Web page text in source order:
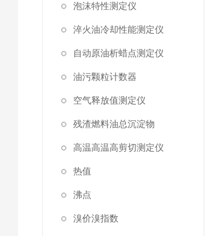
泡沫特性测定仪
淬火油冷却性能测定仪
自动原油析蜡点测定仪
油污颗粒计数器
空气释放值测定仪
残渣燃料油总沉淀物
高温高温高剪切测定仪
热值
沸点
溴价溴指数